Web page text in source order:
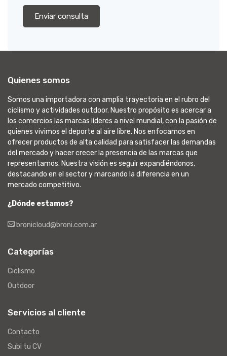
Enviar consulta
Quienes somos
Somos una importadora con amplia trayectoria en el rubro del
ciclismo y actividades outdoor. Nuestro propósito es acercar a
los comercios las marcas líderes a nivel mundial, con la pasión de
quienes vivimos el deporte al aire libre. Nos enfocamos en
ofrecer productos de alta calidad para satisfacer las demandas
del mercado y hacer crecer la presencia de las marcas que
representamos. Nuestra visión es seguir expandiéndonos,
destacando en el sector y marcando la diferencia en un
mercado competitivo.
¿Dónde estamos?
bronicloud@broni.com.ar
Categorías
Ciclismo
Outdoor
Servicios al cliente
Contacto
Subi tu CV